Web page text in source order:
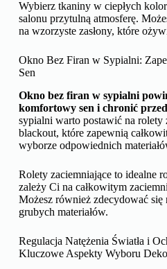
Wybierz tkaniny w ciepłych
salonu przytulną atmosferę.
na wzorzyste zasłony, które
Okno Bez Firan w Sypialni:
Sen
Okno bez firan w sypialni
komfortowy sen i chronić
sypialni warto postawić na rolety
blackout, które zapewnią
wyborze odpowiednich
Rolety zaciemniające to idealne
zależy Ci na całkowitym
Możesz również zdecydować się
grubych materiałów.
Regulacja Natężenia Światła i
Kluczowe Aspekty Wyboru